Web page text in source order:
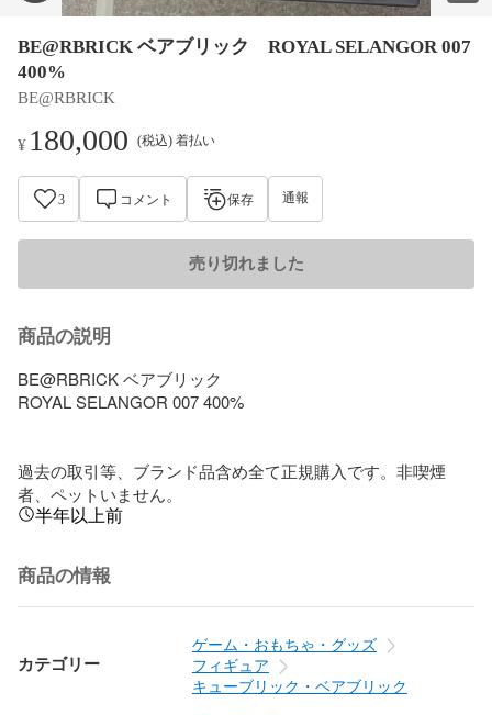
BE@RBRICK ベアブリック ROYAL SELANGOR 007
400%
BE@RBRICK
¥ 180,000 (税込) 着払い
3 コメント 保存 通報
売り切れました
商品の説明
BE@RBRICK ベアブリック
ROYAL SELANGOR 007 400%
過去の取引等、ブランド品含め全て正規購入です。非喫煙
者、ペットいません。
半年以上前
商品の情報
カテゴリー
ゲーム・おもちゃ・グッズ
フィギュア
キューブリック・ベアブリック